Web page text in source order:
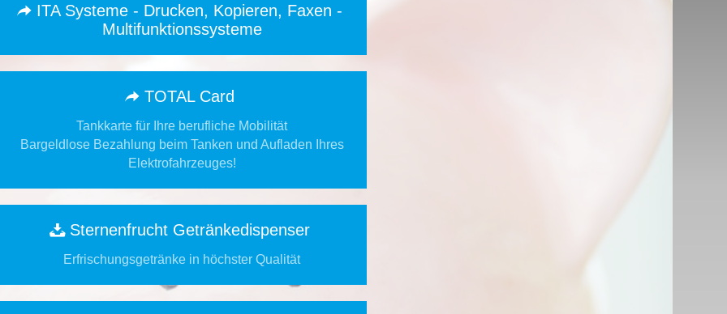
ITA Systeme - Drucken, Kopieren, Faxen -
Multifunktionssysteme
TOTAL Card
Tankkarte für Ihre berufliche Mobilität
Bargeldlose Bezahlung beim Tanken und Aufladen Ihres
Elektrofahrzeuges!
Sternenfrucht Getränkedispenser
Erfrischungsgetränke in höchster Qualität